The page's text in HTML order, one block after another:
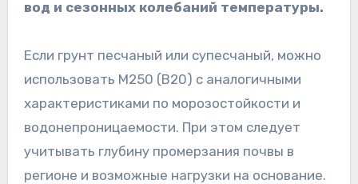
вод и сезонных колебаний температуры.
Если грунт песчаный или супесчаный, можно
использовать М250 (B20) с аналогичными
характеристиками по морозостойкости и
водонепроницаемости. При этом следует
учитывать глубину промерзания почвы в
регионе и возможные нагрузки на основание.